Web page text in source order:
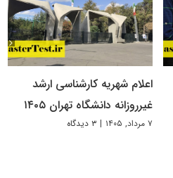
اعلام شهریه کارشناسی ارشد
غیرروزانه دانشگاه تهران ۱۴۰۵
۷ مرداد, ۱۴۰۵ | ۳ دیدگاه